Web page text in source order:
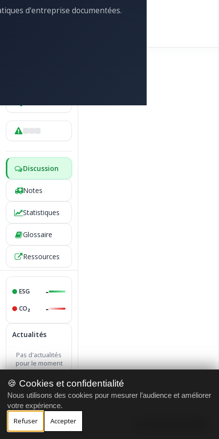
d'entreprise documentées.
Discussion
Notes
Statistiques
Glossaire
Ressources
ESG -
CO₂ -
Actualités
Pas d'actualités
pour le moment
2004
À propos Contact
🍪 Cookies et confidentialité
Nous utilisons des cookies pour mesurer l’audience et améliorer
votre expérience.
Refuser Accepter